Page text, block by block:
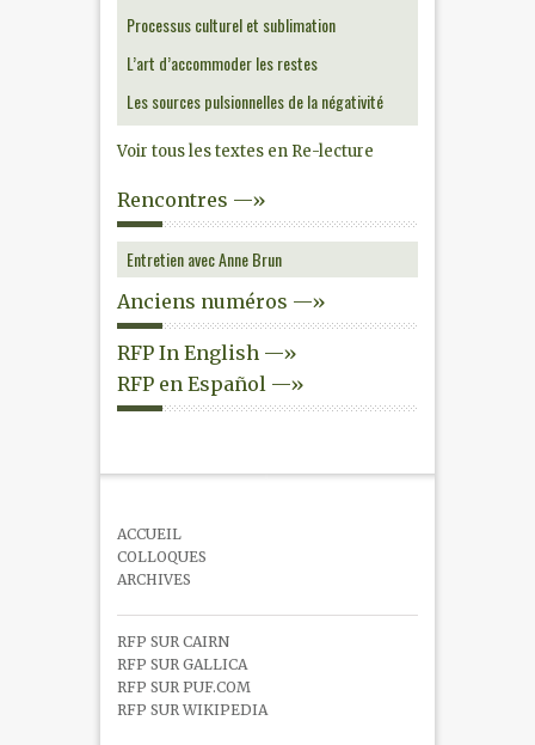
Processus culturel et sublimation
L’art d’accommoder les restes
Les sources pulsionnelles de la négativité
Voir tous les textes en Re-lecture
Rencontres —»
Entretien avec Anne Brun
Anciens numéros —»
RFP In English —»
RFP en Español —»
ACCUEIL
COLLOQUES
ARCHIVES
RFP SUR CAIRN
RFP SUR GALLICA
RFP SUR PUF.COM
RFP SUR WIKIPEDIA